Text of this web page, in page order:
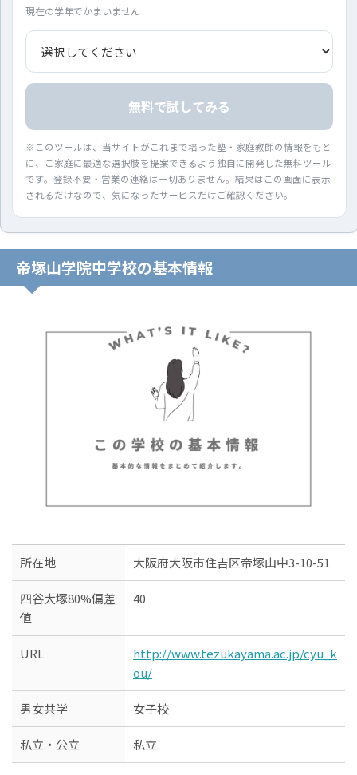
現在の学年でかまいません
無料で試してみる
※このツールは、当サイトがこれまで培った塾・家庭教師の情報をもと
に、ご家庭に最適な選択肢を提案できるよう独自に開発した無料ツール
です。登録不要・営業の連絡は一切ありません。結果はこの画面に表示
されるだけなので、気になったサービスだけご確認ください。
帝塚山学院中学校の基本情報
所在地 大阪府大阪市住吉区帝塚山中3-10-51
四谷大塚80%偏差
値
40
URL
http://www.tezukayama.ac.jp/cyu_k
ou/
男女共学 女子校
私立・公立 私立